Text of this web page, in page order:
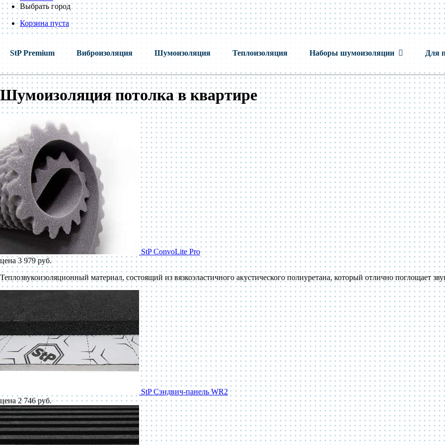
Выбрать город
Корзина пуста
StP Premium Виброизоляция Шумоизоляция Теплоизоляция Наборы шумоизоляции Для
Шумоизоляция потолка в квартире
StP ConvoLite Pro
цена 3 979 руб.
Теплозвукоизоляционный материал, состоящий из вязкоэластичного акустического полиуретана, который отлично поглощает
StP Сэндвич-панель WR2
цена 2 746 руб.